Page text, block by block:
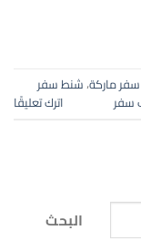
ماركة،شنط سفر
سفر اترك تعليقًا
البحث